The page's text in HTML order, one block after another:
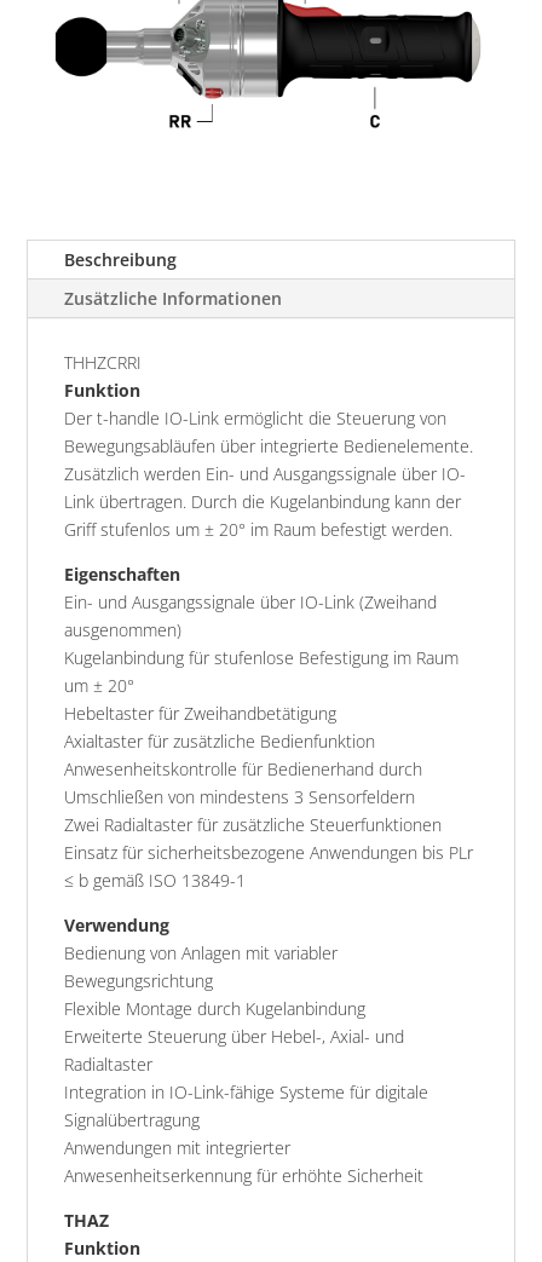
Beschreibung
Zusätzliche Informationen
THHZCRRI
Funktion
Der t-handle IO-Link ermöglicht die Steuerung von
Bewegungsabläufen über integrierte Bedienelemente.
Zusätzlich werden Ein- und Ausgangssignale über IO-
Link übertragen. Durch die Kugelanbindung kann der
Griff stufenlos um ± 20° im Raum befestigt werden.
Eigenschaften
Ein- und Ausgangssignale über IO-Link (Zweihand
ausgenommen)
Kugelanbindung für stufenlose Befestigung im Raum
um ± 20°
Hebeltaster für Zweihandbetätigung
Axialtaster für zusätzliche Bedienfunktion
Anwesenheitskontrolle für Bedienerhand durch
Umschließen von mindestens 3 Sensorfeldern
Zwei Radialtaster für zusätzliche Steuerfunktionen
Einsatz für sicherheitsbezogene Anwendungen bis PLr
≤ b gemäß ISO 13849-1
Verwendung
Bedienung von Anlagen mit variabler
Bewegungsrichtung
Flexible Montage durch Kugelanbindung
Erweiterte Steuerung über Hebel-, Axial- und
Radialtaster
Integration in IO-Link-fähige Systeme für digitale
Signalübertragung
Anwendungen mit integrierter
Anwesenheitserkennung für erhöhte Sicherheit
THAZ
Funktion